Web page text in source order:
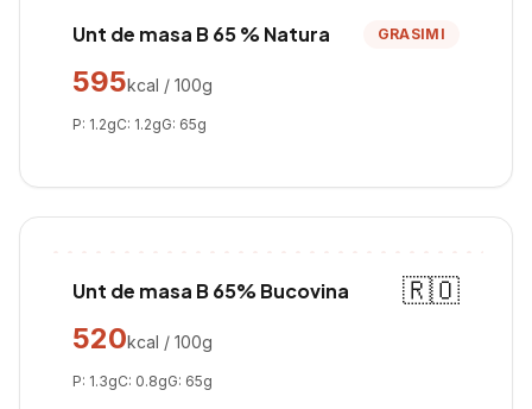
Unt de masa B 65 % Natura GRASIMI
595kcal / 100g
P: 1.2gC: 1.2gG: 65g
Unt de masa B 65% Bucovina
🇷🇴
520kcal / 100g
P: 1.3gC: 0.8gG: 65g